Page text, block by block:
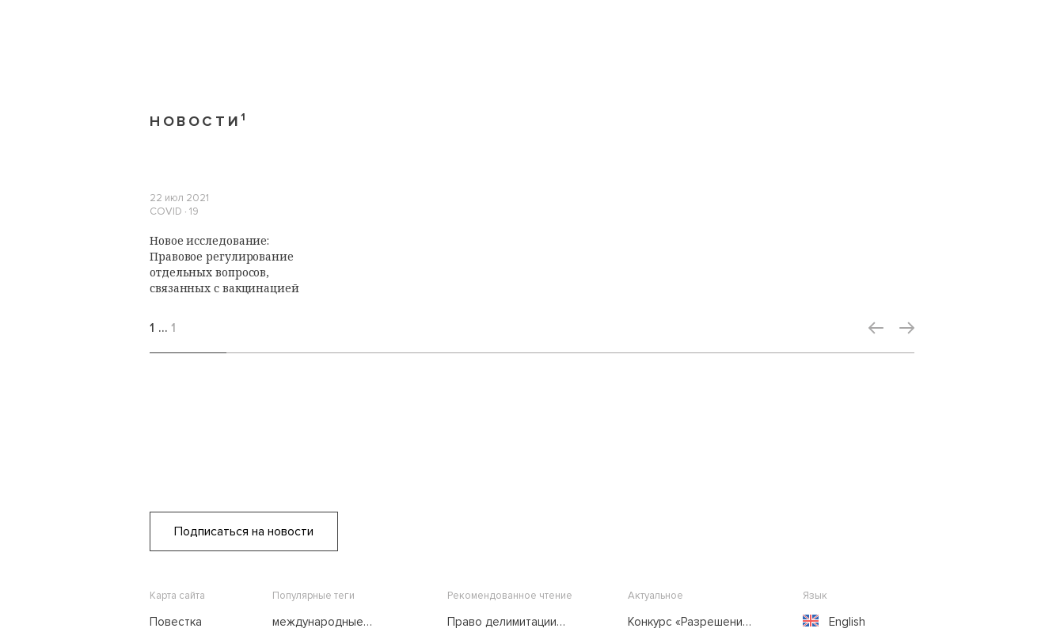
НОВОСТИ1
22 июл 2021
COVID ∙ 19
Новое исследование:
Правовое регулирование
отдельных вопросов,
связанных с вакцинацией
1 … 1
Подписаться на новости
Карта сайта
Повестка
Популярные теги
международные
Рекомендованное чтение
Право делимитации
Актуальное
Конкурс «Разрешение
Язык
English